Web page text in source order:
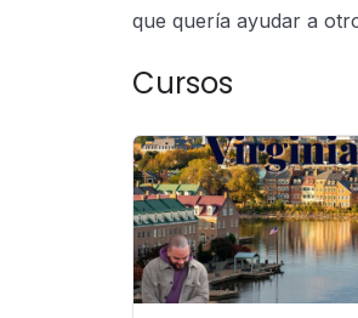
que quería ayudar a
Cursos